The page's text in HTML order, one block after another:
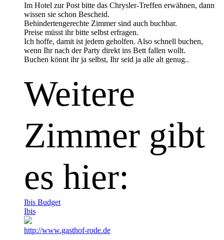
Im Hotel zur Post bitte das Chrysler-Treffen erwähnen, dann
wissen sie schon Bescheid.
Behindertengerechte Zimmer sind auch buchbar.
Preise müsst ihr bitte selbst erfragen.
Ich hoffe, damit ist jedem geholfen. Also schnell buchen,
wenn Ihr nach der Party direkt ins Bett fallen wollt.
Buchen könnt ihr ja selbst, Ihr seid ja alle alt genug..
Weitere
Zimmer gibt
es hier:
Ibis Budget
Ibis
http://www.gasthof-rode.de